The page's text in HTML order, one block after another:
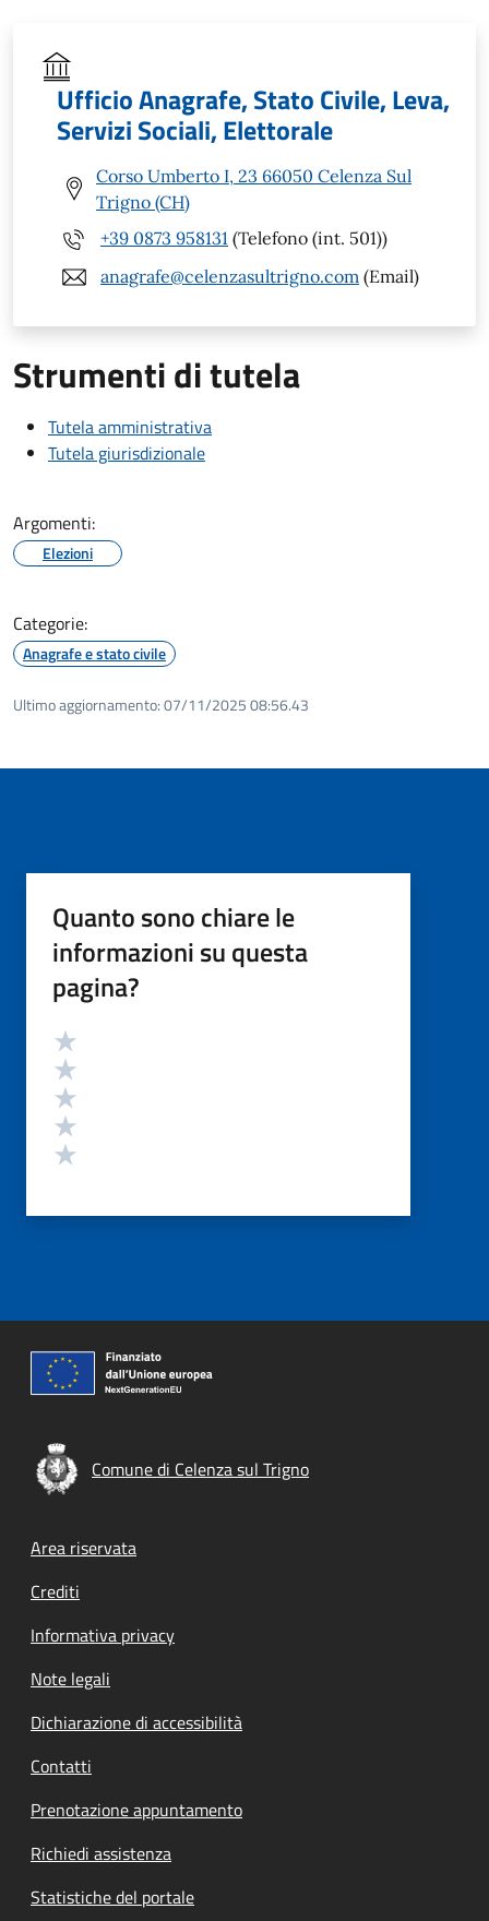
Ufficio Anagrafe, Stato Civile, Leva,
Servizi Sociali, Elettorale
Corso Umberto I, 23 66050 Celenza Sul
Trigno (CH)
+39 0873 958131 (Telefono (int. 501))
anagrafe@celenzasultrigno.com (Email)
Strumenti di tutela
Tutela amministrativa
Tutela giurisdizionale
Argomenti:
Elezioni
Categorie:
Anagrafe e stato civile
Ultimo aggiornamento:07/11/2025 08:56.43
Quanto sono chiare le
informazioni su questa
pagina?
Valutazione
Comune di Celenza sul Trigno
Footer menu
Area riservata
Crediti
Informativa privacy
Note legali
Dichiarazione di accessibilità
Contatti
Prenotazione appuntamento
Richiedi assistenza
Statistiche del portale